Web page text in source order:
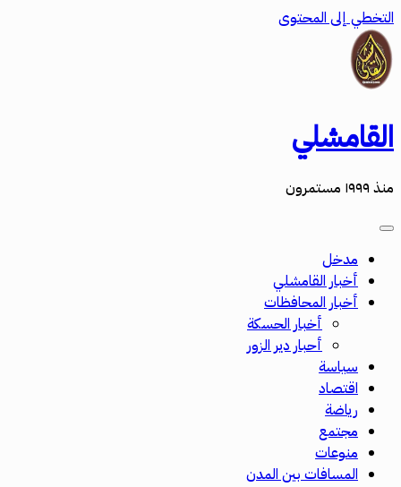
التخطي إلى المحتوى
القامشلي
منذ ١٩٩٩ مستمرون
مدخل
أخبار القامشلي
أخبار المحافظات
أخبار الحسكة
أحبار دير الزور
سياسة
اقتصاد
رياضة
مجتمع
منوعات
المسافات بين المدن